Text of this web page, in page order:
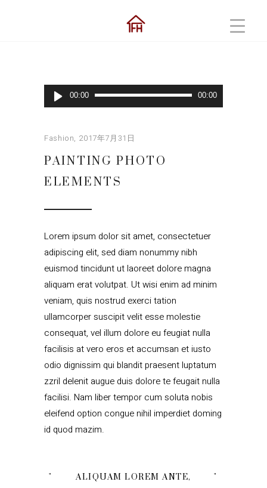
声
レ
ヤ
ー
00:00 00:00
Fashion 2017年7月31日
PAINTING PHOTO
ELEMENTS
Lorem ipsum dolor sit amet, consectetuer
adipiscing elit, sed diam nonummy nibh
euismod tincidunt ut laoreet dolore magna
aliquam erat volutpat. Ut wisi enim ad minim
veniam, quis nostrud exerci tation
ullamcorper suscipit velit esse molestie
consequat, vel illum dolore eu feugiat nulla
facilisis at vero eros et accumsan et iusto
odio dignissim qui blandit praesent luptatum
zzril delenit augue duis dolore te feugait nulla
facilisi. Nam liber tempor cum soluta nobis
eleifend option congue nihil imperdiet doming
id quod mazim.
ALIQUAM LOREM ANTE,